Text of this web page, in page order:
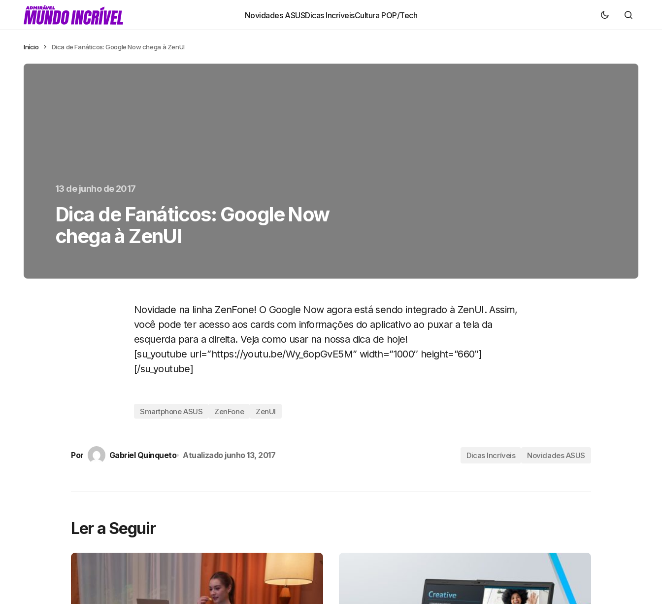
Novidades ASUSDicas IncríveisCultura POP/Tech
Início Dica de Fanáticos: Google Now chega à ZenUI
13 de junho de 2017
Dica de Fanáticos: Google Now
chega à ZenUI
Novidade na linha ZenFone! O Google Now agora está sendo integrado à ZenUI. Assim,
você pode ter acesso aos cards com informações do aplicativo ao puxar a tela da
esquerda para a direita. Veja como usar na nossa dica de hoje!
[su_youtube url=”https://youtu.be/Wy_6opGvE5M” width=”1000″ height=”660″]
[/su_youtube]
Smartphone ASUS ZenFone ZenUI
Por Gabriel Quinqueto Atualizado junho 13, 2017 Dicas Incríveis Novidades ASUS
Ler a Seguir